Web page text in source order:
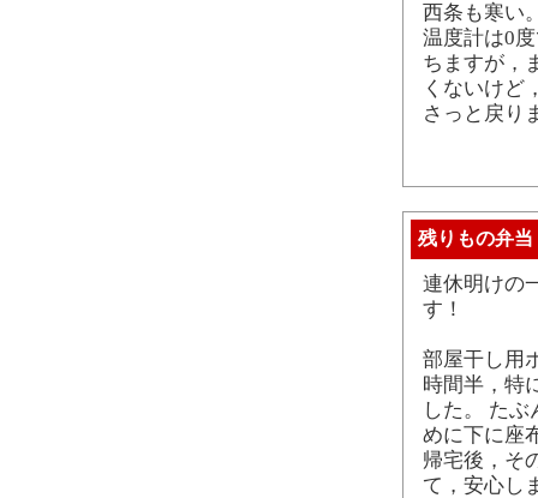
西条も寒い
温度計は0
ちますが，
くないけど
さっと戻り
残りもの弁当
連休明けの
す！
部屋干し用
時間半，特
した。 た
めに下に座
帰宅後，そ
て，安心し